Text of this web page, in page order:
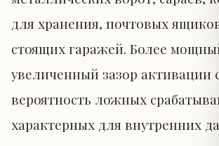
для хранения, почтовых
стоящих гаражей. Более
увеличенный зазор активации
вероятность ложных
характерных для внутренних